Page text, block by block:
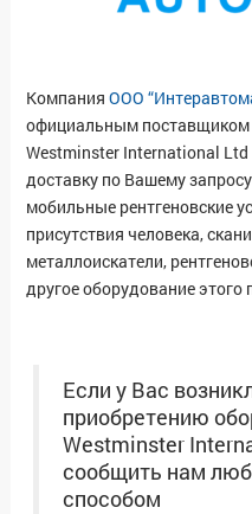
Компания ООО
официальным поставщиком
Westminster International Ltd
доставку по Вашему
мобильные рентгеновские
присутствия человека,
металлоискатели,
другое оборудование этого
Если у Вас
приобретению
Westminster
сообщить нам
способом